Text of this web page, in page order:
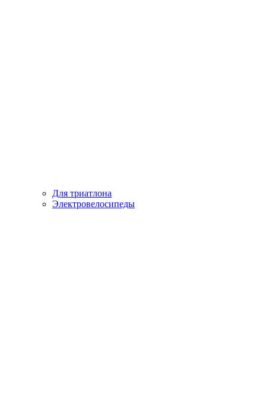
Для триатлона
Электровелосипеды